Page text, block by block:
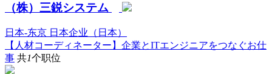
（株）三鋭システム
日本-东京 日本企业（日本）
【人材コーディネーター】企業とITエンジニアをつなぐお仕
事 共1个职位